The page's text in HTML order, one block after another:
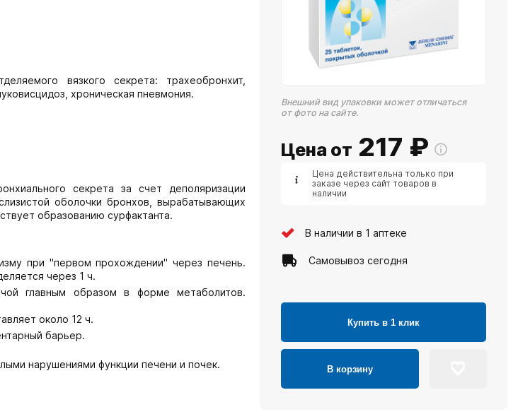
вязкого секрета: трахеобронхит,
хроническая пневмония.
секрета за счет деполяризации
оболочки бронхов, вырабатывающих
образованию сурфактанта.
при "первом прохождении" через печень.
через 1 ч.
главным образом в форме метаболитов.
около 12 ч.
барьер.
нарушениями функции печени и почек.
Внешний вид упаковки может отличаться
от фото на сайте.
Цена от 217 ₽
Цена действительна только при
заказе через сайт товаров в
наличии
В наличии в 1 аптеке
Самовывоз сегодня
Купить в 1 клик
В корзину